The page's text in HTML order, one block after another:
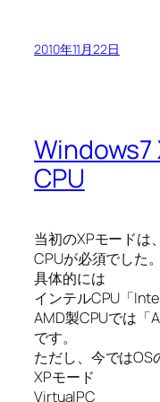
2010年11月22日
Windows7
CPU
当初のXPモードは
CPUが必須でした。
具体的には
インテルCPU「Intel
AMD製CPUでは「
です。
ただし、今ではOS
XPモード
VirtualPC